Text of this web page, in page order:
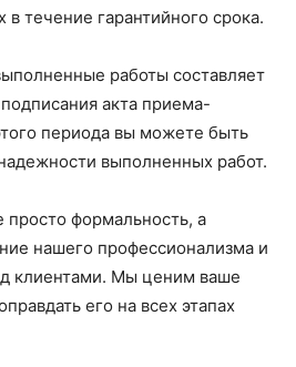
в течение гарантийного срока.
работы составляет
акта приема-
периода вы можете быть
выполненных работ.
просто формальность, а
нашего профессионализма и
клиентами. Мы ценим ваше
его на всех этапах